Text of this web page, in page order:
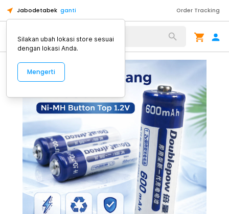
Jabodetabek ganti Order Tracking
Alat Kopi
Silakan ubah lokasi store sesuai
dengan lokasi Anda.
Mengerti